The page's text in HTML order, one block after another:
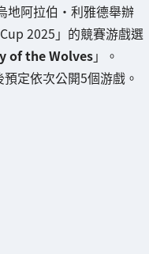
地阿拉伯・利雅德舉辦
2025」的競賽游戲選
of the Wolves」。
定依次公開5個游戲。